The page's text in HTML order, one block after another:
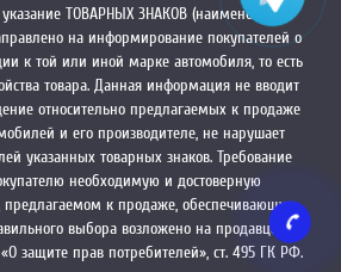
ТОВАРНЫХ ЗНАКОВ (наименований
на информирование покупателей о
к той или иной марке автомобиля, то есть
товара. Данная информация не вводит
относительно предлагаемых к продаже
и его производителе, не нарушает
указанных товарных знаков. Требование
необходимую и достоверную
к продаже, обеспечивающую
выбора возложено на продавца
защите прав потребителей», ст. 495 ГК РФ.